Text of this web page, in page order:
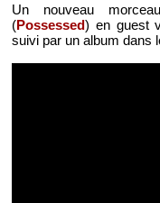
Un nouveau
(Possessed) en guest
suivi par un album dans